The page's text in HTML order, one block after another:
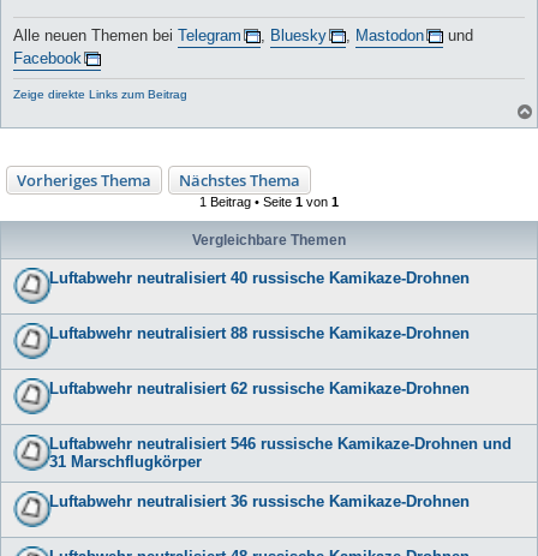
Alle neuen Themen bei Telegram Bluesky Mastodon
und
Facebook
Zeige direkte Links zum Beitrag
Vorheriges Thema Nächstes Thema
1 Beitrag • Seite 1 von 1
Vergleichbare Themen
Luftabwehr neutralisiert 40 russische Kamikaze-Drohnen
Luftabwehr neutralisiert 88 russische Kamikaze-Drohnen
Luftabwehr neutralisiert 62 russische Kamikaze-Drohnen
Luftabwehr neutralisiert 546 russische Kamikaze-Drohnen und
31 Marschflugkörper
Luftabwehr neutralisiert 36 russische Kamikaze-Drohnen